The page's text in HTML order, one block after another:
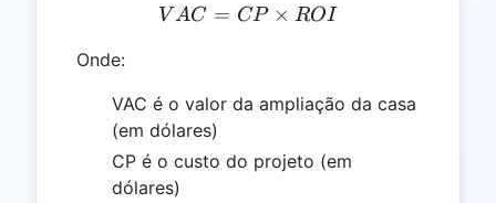
VAC = CP \times ROI
V AC = CP × ROI
Onde:
VAC é o valor da ampliação da casa
(em dólares)
CP é o custo do projeto (em
dólares)